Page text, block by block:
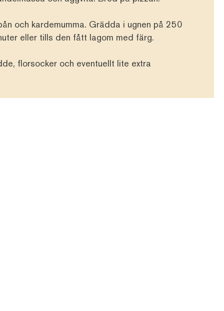
och kardemumma. Grädda i ugnen på 250
eller tills den fått lagom med färg.
florsocker och eventuellt lite extra